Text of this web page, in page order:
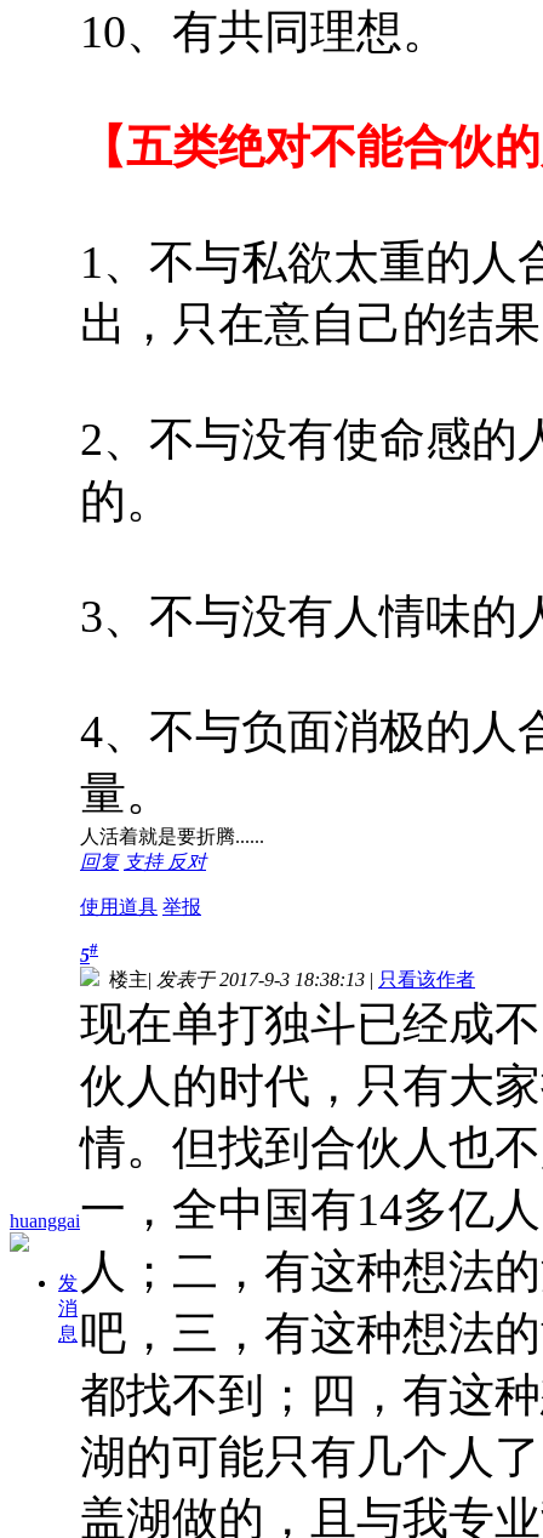
10、有共同理想。
【五类绝对不能合伙
1、不与私欲太重的人
出，只在意自己的结
2、不与没有使命感的
的。
3、不与没有人情味的
4、不与负面消极的人
量。
人活着就是要折腾......
回复 支持 反对
使用道具 举报
huanggai
发
消
息
5#
楼主| 发表于 2017-9-3 18:38:13 | 只看该作者
现在单打独斗已经成
伙人的时代，只有大
情。但找到合伙人也
一，全中国有14多亿
人；二，有这种想法
吧，三，有这种想法
都找不到；四，有这
湖的可能只有几个人
盖湖做的，且与我专